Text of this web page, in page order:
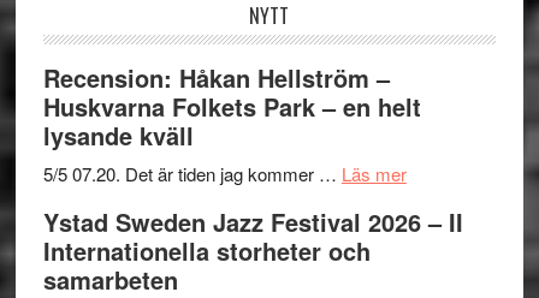
NYTT
Recension: Håkan Hellström –
Huskvarna Folkets Park – en helt
lysande kväll
5/5 07.20. Det är tiden jag kommer … Läs merom
Håkan
Ystad Sweden Jazz Festival 2026 – II
Internationella storheter och
samarbeten